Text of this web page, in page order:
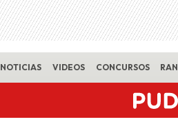
NOTICIAS VIDEOS CONCURSOS